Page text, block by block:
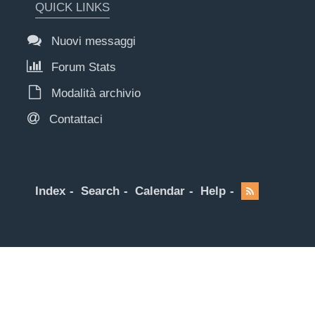
QUICK LINKS
Nuovi messaggi
Forum Stats
Modalità archivio
Contattaci
Index Search Calendar Help